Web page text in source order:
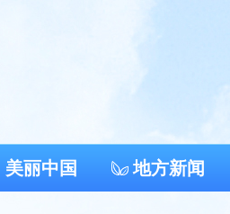
美丽中国 地方新闻